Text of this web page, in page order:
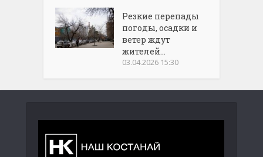
Резкие перепады
погоды, осадки и
ветер ждут
жителей...
03.04.2026 15:30